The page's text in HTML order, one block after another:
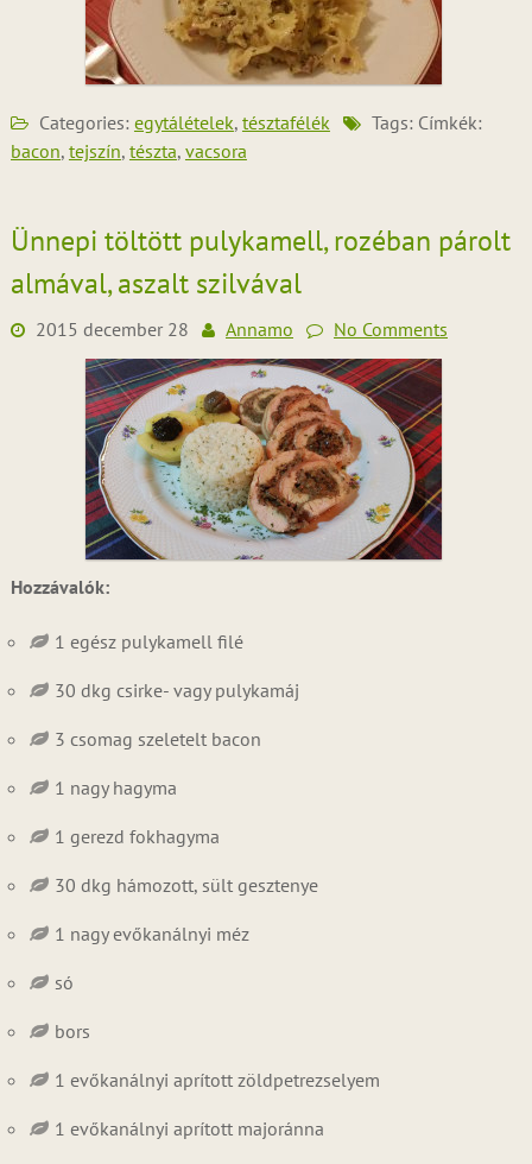
Categories: egytálételek, tésztafélék
Tags: Címkék:
bacon, tejszín, tészta, vacsora
Ünnepi töltött pulykamell, rozéban párolt
almával, aszalt szilvával
2015 december 28 Annamo No Comments
Hozzávalók:
1 egész pulykamell filé
30 dkg csirke- vagy pulykamáj
3 csomag szeletelt bacon
1 nagy hagyma
1 gerezd fokhagyma
30 dkg hámozott, sült gesztenye
1 nagy evőkanálnyi méz
só
bors
1 evőkanálnyi aprított zöldpetrezselyem
1 evőkanálnyi aprított majoránna